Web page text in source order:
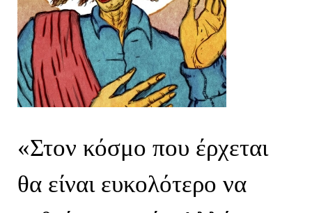
«Στον κόσμο που έρχεται
θα είναι ευκολότερο να